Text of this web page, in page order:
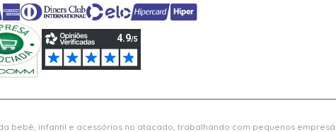
infantil e acessórios no atacado, trabalhando com pequenos